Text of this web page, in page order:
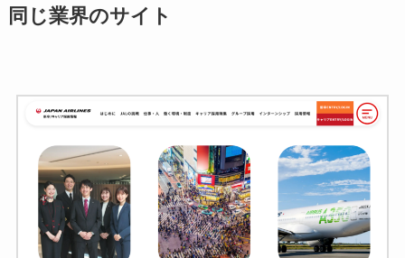
同じ業界のサイト